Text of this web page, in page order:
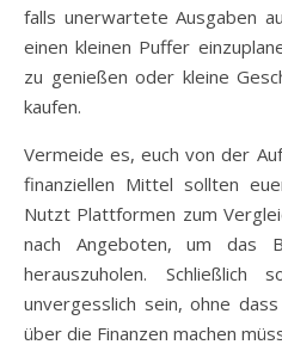
falls unerwartete Ausgaben
einen kleinen Puffer
zu genießen oder kleine
kaufen.
Vermeide es, euch von der
finanziellen Mittel sollten
Nutzt Plattformen zum
nach Angeboten, um das
herauszuholen. Schließlich
unvergesslich sein, ohne
über die Finanzen machen